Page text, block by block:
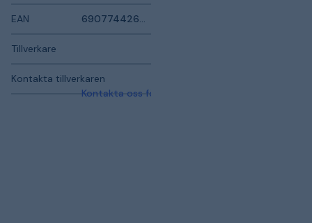
EAN
Tillverkare
Kontakta tillverkaren
Kontakta oss för mer information